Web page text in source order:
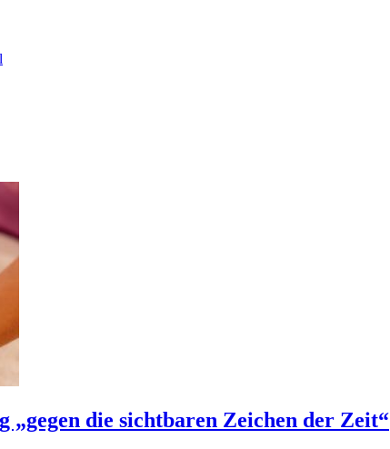
die sichtbaren Zeichen der Zeit“